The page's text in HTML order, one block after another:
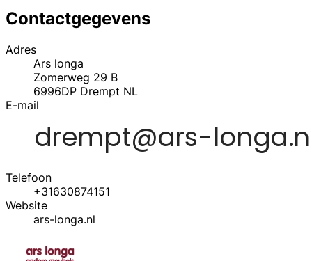
Contactgegevens
Adres
Ars longa
Zomerweg 29 B
6996DP Drempt NL
E-mail
Telefoon
+31630874151
Website
ars-longa.nl